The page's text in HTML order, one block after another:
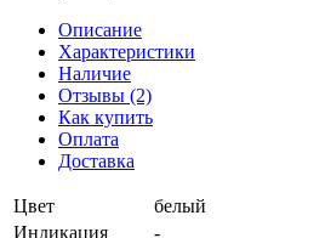
Описание
Характеристики
Наличие
Отзывы (2)
Как купить
Оплата
Доставка
Цвет
белый
Индикация
-